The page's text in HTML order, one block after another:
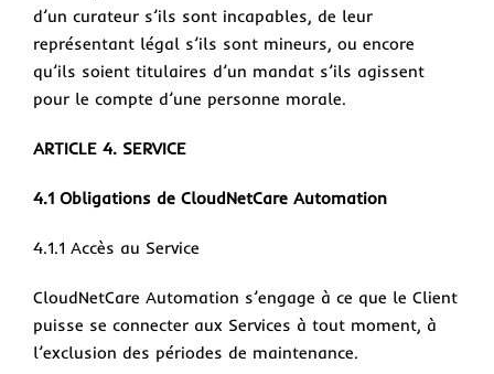
d’un curateur s’ils sont incapables, de leur
représentant légal s’ils sont mineurs, ou encore
qu’ils soient titulaires d’un mandat s’ils agissent
pour le compte d’une personne morale.
ARTICLE 4. SERVICE
4.1 Obligations de CloudNetCare Automation
4.1.1 Accès au Service
CloudNetCare Automation s’engage à ce que le Client
puisse se connecter aux Services à tout moment, à
l’exclusion des périodes de maintenance.